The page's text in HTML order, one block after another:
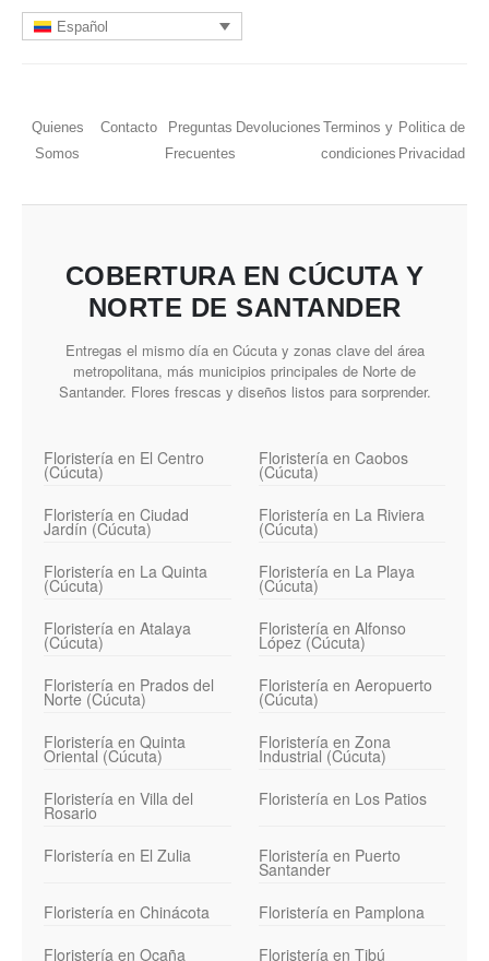
Español
Quienes
Somos
Contacto
Preguntas
Frecuentes
Devoluciones Terminos y
condiciones
Politica de
Privacidad
COBERTURA EN CÚCUTA Y
NORTE DE SANTANDER
Entregas el mismo día en Cúcuta y zonas clave del área
metropolitana, más municipios principales de Norte de
Santander. Flores frescas y diseños listos para sorprender.
Floristería en El Centro
(Cúcuta)
Floristería en Caobos
(Cúcuta)
Floristería en Ciudad
Jardín (Cúcuta)
Floristería en La Riviera
(Cúcuta)
Floristería en La Quinta
(Cúcuta)
Floristería en La Playa
(Cúcuta)
Floristería en Atalaya
(Cúcuta)
Floristería en Alfonso
López (Cúcuta)
Floristería en Prados del
Norte (Cúcuta)
Floristería en Aeropuerto
(Cúcuta)
Floristería en Quinta
Oriental (Cúcuta)
Floristería en Zona
Industrial (Cúcuta)
Floristería en Villa del
Rosario
Floristería en Los Patios
Floristería en El Zulia Floristería en Puerto
Santander
Floristería en Chinácota
Floristería en Pamplona
Floristería en Ocaña
Floristería en Tibú